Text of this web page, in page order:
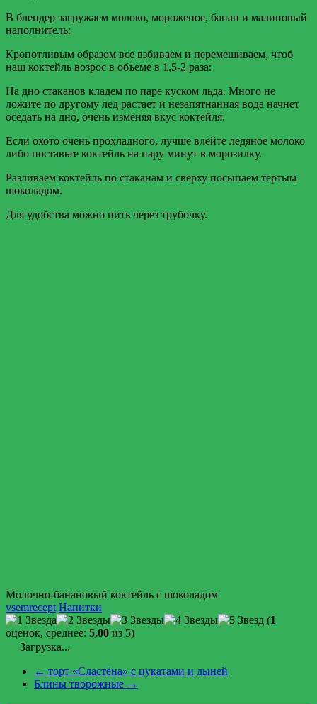
В блендер загружаем молоко, мороженое, банан и малиновый
наполнитель:
Кропотливым образом все взбиваем и перемешиваем, чтоб
наш коктейль возрос в объеме в 1,5-2 раза:
На дно стаканов кладем по паре куском льда. Много не
ложите по другому лед растает и незапятнанная вода начнет
оседать на дно, очень изменяя вкус коктейля.
Если охото очень прохладного, лучше влейте ледяное молоко
либо поставьте коктейль на пару минут в морозилку.
Разливаем коктейль по стаканам и сверху посыпаем тертым
шоколадом.
Для удобства можно пить через трубочку.
Молочно-банановый коктейль с шоколадом
vsemrecept Напитки
(1
оценок, среднее: 5,00 из 5)
Загрузка...
← торт «Сластёна» с цукатами и дыней
Блины творожные →